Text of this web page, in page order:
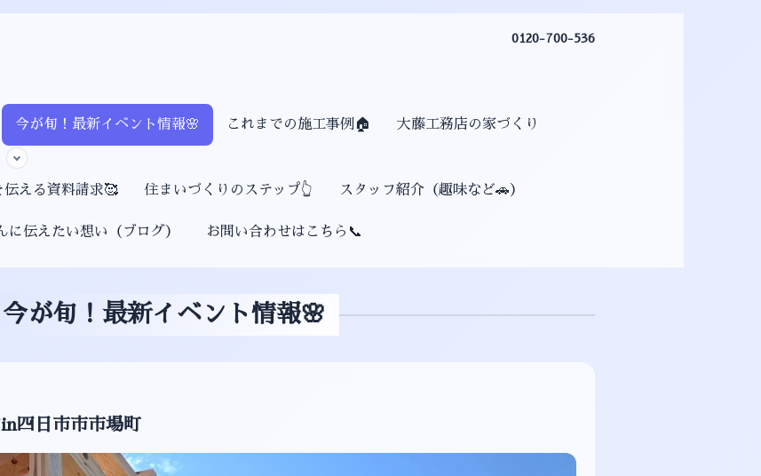
0120-700-536
今が旬！最新イベント情報🌸 これまでの施工事例🏠 大藤工務店の家づくり
伝える資料請求🥰 住まいづくりのステップ👆 スタッフ紹介（趣味など🚗）
に伝えたい想い（ブログ） お問い合わせはこちら📞
今が旬！最新イベント情報🌸
四日市市市場町